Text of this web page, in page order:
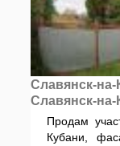
Славянск-
Славянск-
Продам
Кубани,